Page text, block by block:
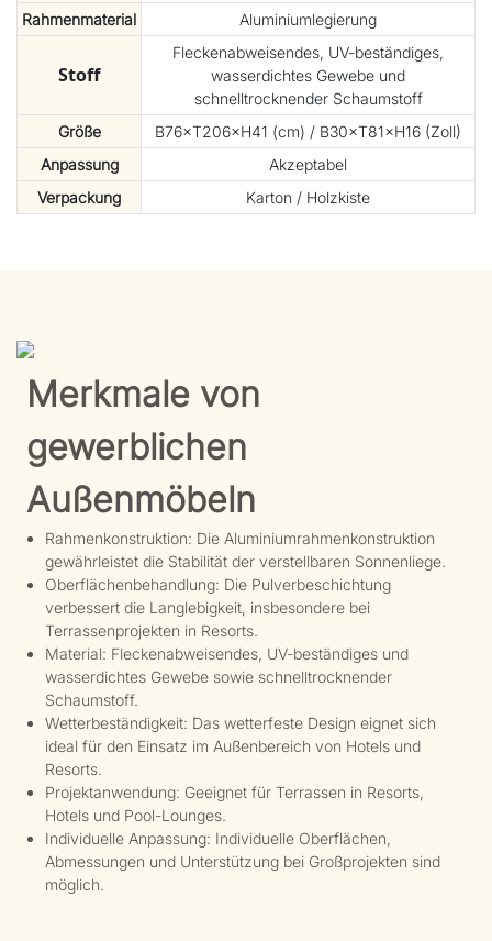
Rahmenmaterial Aluminiumlegierung
Stoff
Fleckenabweisendes, UV-beständiges,
wasserdichtes Gewebe und
schnelltrocknender Schaumstoff
Größe
B76×T206×H41 (cm) / B30×T81×H16 (Zoll)
Anpassung
Akzeptabel
Verpackung
Karton / Holzkiste
Merkmale von
gewerblichen
Außenmöbeln
Rahmenkonstruktion: Die Aluminiumrahmenkonstruktion
gewährleistet die Stabilität der verstellbaren Sonnenliege.
Oberflächenbehandlung: Die Pulverbeschichtung
verbessert die Langlebigkeit, insbesondere bei
Terrassenprojekten in Resorts.
Material: Fleckenabweisendes, UV-beständiges und
wasserdichtes Gewebe sowie schnelltrocknender
Schaumstoff.
Wetterbeständigkeit: Das wetterfeste Design eignet sich
ideal für den Einsatz im Außenbereich von Hotels und
Resorts.
Projektanwendung: Geeignet für Terrassen in Resorts,
Hotels und Pool-Lounges.
Individuelle Anpassung: Individuelle Oberflächen,
Abmessungen und Unterstützung bei Großprojekten sind
möglich.